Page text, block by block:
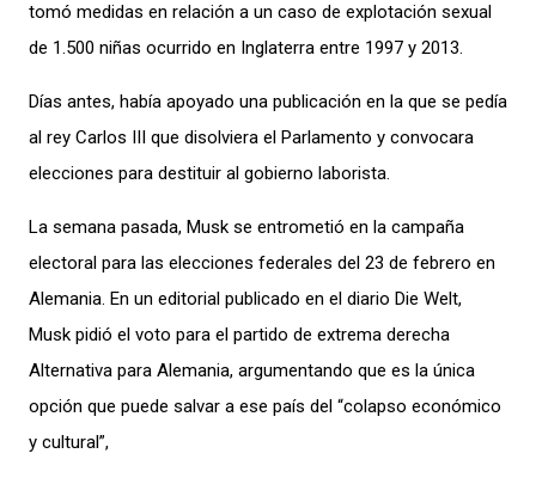
tomó medidas en relación a un caso de explotación sexual
de 1.500 niñas ocurrido en Inglaterra entre 1997 y 2013.
Días antes, había apoyado una publicación en la que se pedía
al rey Carlos III que disolviera el Parlamento y convocara
elecciones para destituir al gobierno laborista.
La semana pasada, Musk se entrometió en la campaña
electoral para las elecciones federales del 23 de febrero en
Alemania. En un editorial publicado en el diario Die Welt,
Musk pidió el voto para el partido de extrema derecha
Alternativa para Alemania, argumentando que es la única
opción que puede salvar a ese país del “colapso económico
y cultural”,